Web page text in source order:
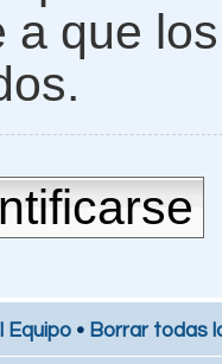
a que
Equipo • Borrar todas